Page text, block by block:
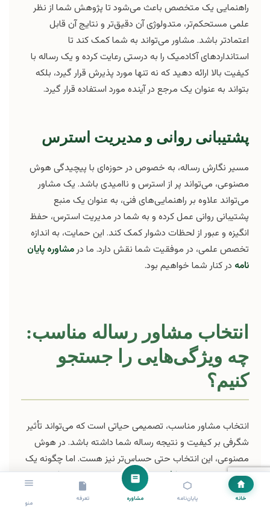
خانه پایان‌نامه مشاوره تعرفه
منو
راهنمایی یک متخصص باعث می‌شود تا پژوهش شما از نظر
علمی مستحکم‌تر، متدولوژی آن دقیق‌تر و نتایج آن قابل
اعتمادتر باشد. مشاور می‌تواند به شما کمک کند تا
استانداردهای آکادمیک را به درستی رعایت کرده و یک رساله با
کیفیت بالا ارائه دهید که نه تنها مورد پذیرش قرار گیرد، بلکه
بتواند به عنوان یک مرجع در آینده مورد استفاده قرار گیرد.
پشتیبانی روانی و مدیریت استرس
مسیر نگارش رساله، به خصوص در حوزه‌ای با پیچیدگی هوش
مصنوعی، می‌تواند پر از استرس و ناامیدی باشد. یک مشاور
می‌تواند علاوه بر راهنمایی‌های فنی، به عنوان یک منبع
پشتیبانی روانی عمل کرده و به شما در مدیریت استرس، حفظ
انگیزه و عبور از لحظات دشوار کمک کند. این حمایت، به اندازه
تخصص علمی، در موفقیت شما نقش دارد. ما در مشاوره پایان
نامه در کنار شما خواهیم بود.
انتخاب مشاور رساله مناسب:
چه ویژگی‌هایی را جستجو
کنیم؟
انتخاب مشاور مناسب، تصمیمی حیاتی است که می‌تواند تأثیر
شگرفی بر کیفیت و نتیجه رساله شما داشته باشد. در هوش
مصنوعی، این انتخاب حتی حساس‌تر نیز هست. اما چگونه یک
مشاور خوب برایمشاوره رسالههوش مصنوعی پیدا کنیم؟